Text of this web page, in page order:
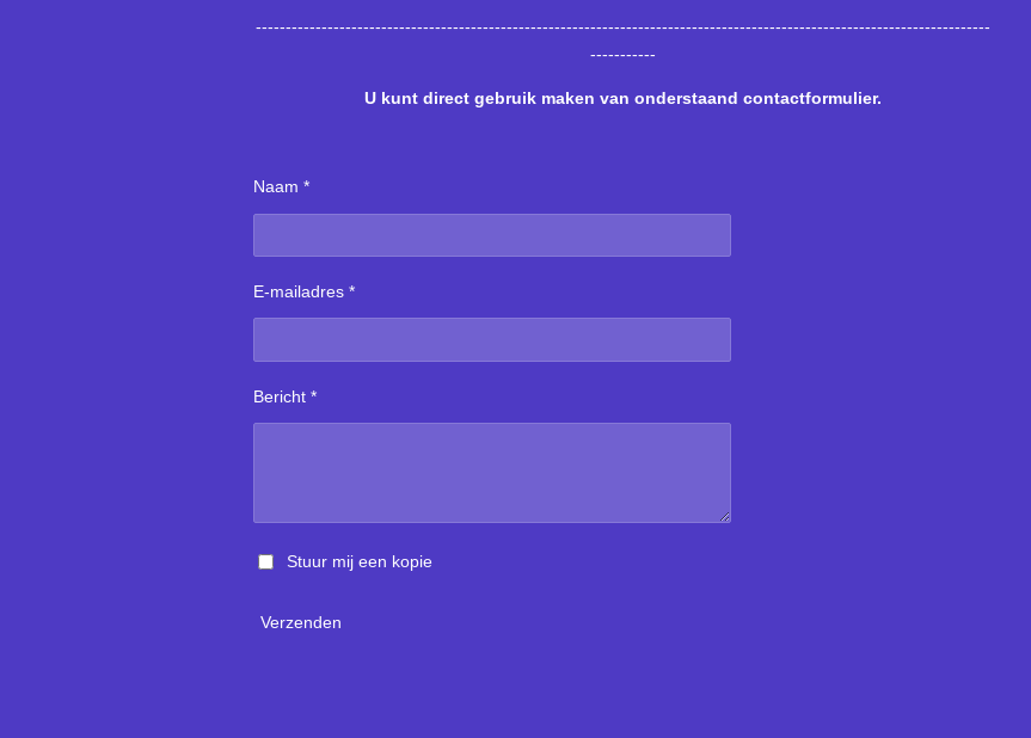
---------------------------------------------------------------------------------------------------------------------------
-----------
U kunt direct gebruik maken van onderstaand contactformulier.
Naam *
E-mailadres *
Bericht *
Stuur mij een kopie
Verzenden